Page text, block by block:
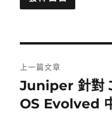
章
導
上一篇文章
上
一
Juniper 針對
OS Evolved